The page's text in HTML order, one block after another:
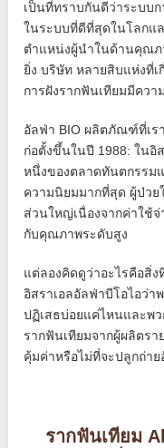
เป็นที่ทราบกันดีว่าระบบ
ในระบบที่ดีที่สุดในโลกแ
ตำแหน่งผู้นำในด้านคุณ
ยิ่ง บริษัท หลายสิบแห่งที่
การฝังรากฟันเทียมมีคว
อัลฟ่า BIO ผลิตภัณฑ์ที่เร
ก่อตั้งขึ้นในปี 1988: ในอิ
หนึ่งของตลาดทันตกรรม
ความนิยมมากที่สุด ผู้ป่ว
ส่วนใหญ่เนื่องจากค่าใช้
กับคุณภาพระดับสูง
แต่ลองคิดดูว่าอะไรคือสิ่ง
อิสราเอลอัลฟ่าบีโอไอว่า
ปฏิเสธบ่อยแค่ไหนและพ
รากฟันเทียมจากผู้ผลิตร
คุ้มค่าหรือไม่ที่จะปลูกถ่า
รากฟันเทียม